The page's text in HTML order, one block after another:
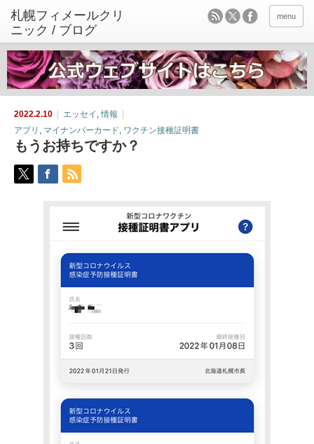
menu
2022.2.10 エッセイ ,情報
アプリ , マイナンバーカード, ワクチン接種証明書
もうお持ちですか？